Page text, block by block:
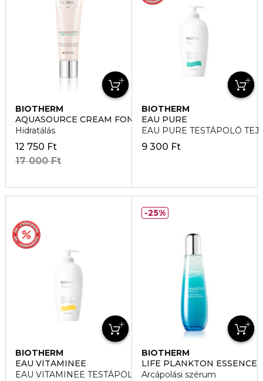
BIOTHERM
AQUASOURCE CREAM FONCEE
Hidratálás
12 750 Ft
17 000 Ft
BIOTHERM
EAU PURE
EAU PURE TESTÁPOLÓ TEJ
9 300 Ft
BIOTHERM
EAU VITAMINEE
EAU VITAMINEE TESTÁPOLÓ TEJ
BIOTHERM
LIFE PLANKTON ESSENCE
Arcápolási szérum
25%